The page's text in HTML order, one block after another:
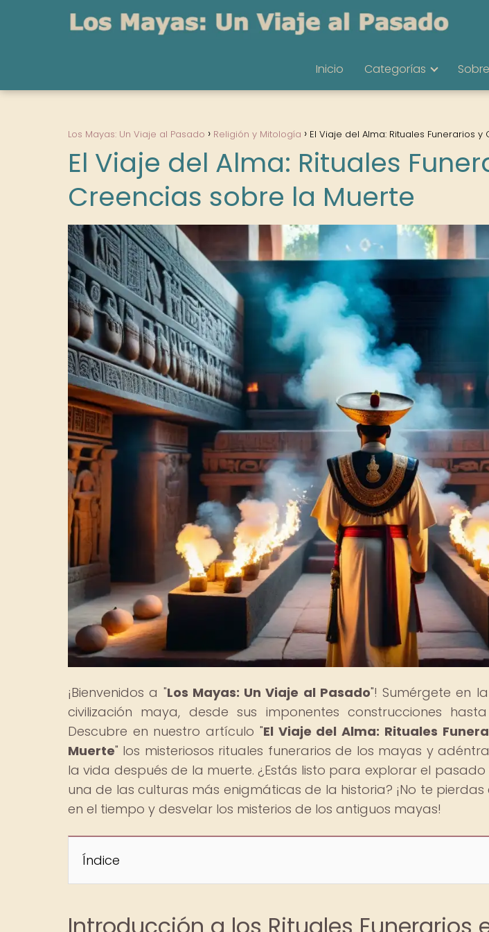
Inicio Categorías
Los Mayas: Un Viaje al Pasado Religión y Mitología El Viaje del Alma: Rituales Funerarios
El Viaje del Alma: Rituales
Creencias sobre la Muerte
¡Bienvenidos a "Los Mayas: Un Viaje al Pasado"! Sumérgete en
civilización maya, desde sus imponentes construcciones
Descubre en nuestro artículo "El Viaje del Alma: Rituales
Muerte" los misteriosos rituales funerarios de los mayas y
la vida después de la muerte. ¿Estás listo para explorar el
una de las culturas más enigmáticas de la historia? ¡No te
en el tiempo y desvelar los misterios de los antiguos mayas!
Índice